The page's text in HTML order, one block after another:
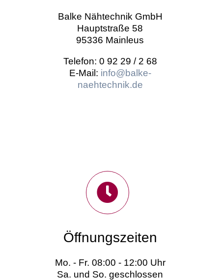
Balke Nähtechnik GmbH
Hauptstraße 58
95336 Mainleus
Telefon: 0 92 29 / 2 68
E-Mail: info@balke-
naehtechnik.de
Öffnungszeiten
Mo. - Fr. 08:00 - 12:00 Uhr
Sa. und So. geschlossen